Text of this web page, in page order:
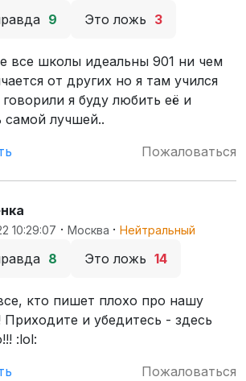
9 Это ложь 3
все школы идеальны 901 ни чем
от других но я там учился
говорили я буду любить её и
самой лучшей..
Пожаловаться
10:29:07 · Москва · Нейтральный
8 Это ложь 14
кто пишет плохо про нашу
Приходите и убедитесь - здесь
:lol:
Пожаловаться